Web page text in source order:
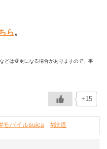
ら。
どは変更になる場合がありますので、事
+15
#モバイルsuica #鉄道